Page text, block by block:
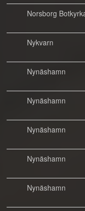
Norsborg
Nykvarn
Nynäshamn
Nynäshamn
Nynäshamn
Nynäshamn
Nynäshamn